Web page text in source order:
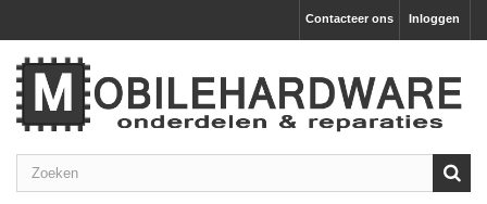
Inloggen
Contacteer ons